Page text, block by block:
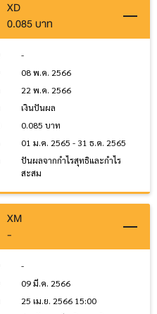
XD
0.085 บาท
-
08 พ.ค. 2566
22 พ.ค. 2566
เงินปันผล
0.085 บาท
01 ม.ค. 2565 - 31 ธ.ค. 2565
ปันผลจากกำไรสุทธิและกำไร
สะสม
XM
-
-
09 มี.ค. 2566
25 เม.ย. 2566 15:00